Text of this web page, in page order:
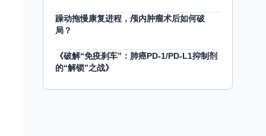
躁动拖慢康复进程，颅内肿瘤术后如何破
局？
《破解“免疫刹车”：肺癌PD-1/PD-L1抑制剂
的“解锁”之战》